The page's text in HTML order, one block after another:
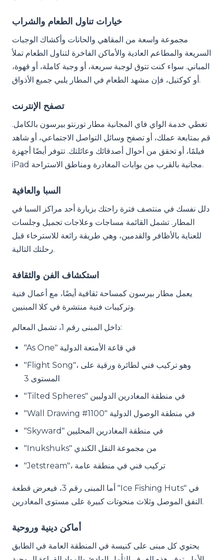
خيارات تناول الطعام والشراب
مجموعة واسعة من المقاهي والحانات وأكشاك الوجبات
السريعة والمطاعم العادية والأماكن الفاخرة لتناول الطعام تملأ
المباني. سواء كنت تتوق لوجبة سريعة، أو وجبة كاملة، أو قهوة،
أو كوكتيل، فإن مشهد الطعام في المطار يلبي جميع الأذواق.
تصفح الإنترنت
تغطي خدمة الواي فاي المجانية مطار تورنتو بيرسون بالكامل.
قم بمتابعة عملك، أو تصفح وسائل التواصل الاجتماعي، أو شاهد
فيلمًا، أو تحقق من أحوال أصدقائك وعائلتك. تتوفر أيضًا أجهزة
iPad مجانية بالقرب من بوابات المغادرة ومناطق الاستراحة.
السبا والعافية
دلل نفسك في منتصف فترة راحتك بزيارة أحد مراكز السبا في
المطار. تشمل القائمة مساجات وعلاجات تجميل وجلسات
للعناية بالأظافر والقدمين، وهي طريقة رائعة للاسترخاء قبل
رحلتك التالية.
استكشاف الفن والثقافة
يعمل مطار بيرسون كمساحة ثقافية أيضًا، مع أعمال فنية
وتركيبات فنية منتشرة في كلا المبنيين.
داخل المبنى رقم 1، تشمل المعالم:
"As One" في قاعة الأمتعة الدولية
"Flight Song"، وهو تركيب فني لطائرة ورقية على
المستوى 3
"Tilted Spheres" في منطقة المغادرين الدوليين
"Wall Drawing #1100" في منطقة الوصول الدولية
"Skyward" في منطقة المغادرين المحليين
"Inukshuks" من مجموعة النقل الكندي
"Jetstream"، تركيب فني في منطقة عامة
أما المبنى رقم 3، فيعرض قطعة "Ice Fishing Huts" في
النفق الموصل وثلاث منحوتات كبيرة على مستوى المغادرين.
أماكن دينية وروحية
يحتوي كل مبنى على كنيسة في المنطقة العامة في الطابق